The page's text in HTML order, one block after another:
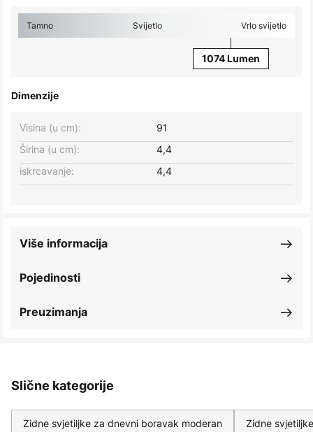
Tamno Svijetlo Vrlo svijetlo
1074 Lumen
Dimenzije
Širina (u cm): 4,4
Visina (u cm): 91
iskrcavanje: 4,4
Pojedinosti
Više informacija
Preuzimanja
Slične kategorije
Zidne svjetiljke za dnevni boravak moderan Zidne